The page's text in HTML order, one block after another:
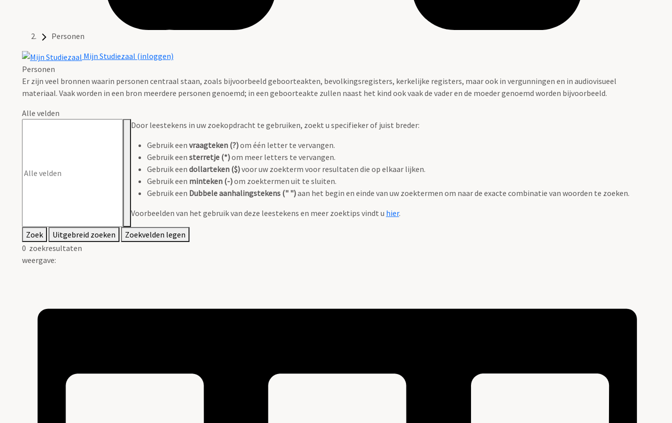
Personen
Mijn Studiezaal (inloggen)
Personen
Er zijn veel bronnen waarin personen centraal staan, zoals bijvoorbeeld geboorteakten, bevolkingsregisters, kerkelijke registers, maar ook in vergunningen en in audiovisueel
materiaal. Vaak worden in een bron meerdere personen genoemd; in een geboorteakte zullen naast het kind ook vaak de vader en de moeder genoemd worden bijvoorbeeld.
Alle velden
Door leestekens in uw zoekopdracht te gebruiken, zoekt u specifieker of juist breder:
Gebruik een vraagteken (?)om één letter te vervangen.
Gebruik een sterretje (*)om meer letters te vervangen.
Gebruik een dollarteken ($)voor uw zoekterm voor resultaten die op elkaar lijken.
Gebruik een minteken (-)om zoektermen uit te sluiten.
Gebruik een Dubbele aanhalingstekens (" ")aan het begin en einde van uw zoektermen om naar de exacte combinatie van woorden te zoeken.
Voorbeelden van het gebruik van deze leestekens en meer zoektips vindt u hier.
Zoek Uitgebreid zoeken
Zoekvelden legen
0 zoekresultaten
weergave: